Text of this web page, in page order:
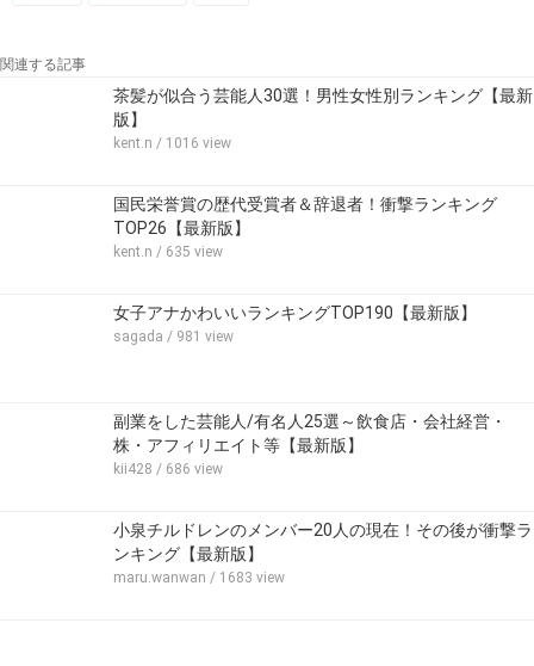
関連する記事
茶髪が似合う芸能人30選！男性女性別ランキング【最新
版】
kent.n / 1016 view
国民栄誉賞の歴代受賞者＆辞退者！衝撃ランキング
TOP26【最新版】
kent.n / 635 view
女子アナかわいいランキングTOP190【最新版】
sagada / 981 view
副業をした芸能人/有名人25選～飲食店・会社経営・
株・アフィリエイト等【最新版】
kii428 / 686 view
小泉チルドレンのメンバー20人の現在！その後が衝撃ラ
ンキング【最新版】
maru.wanwan / 1683 view